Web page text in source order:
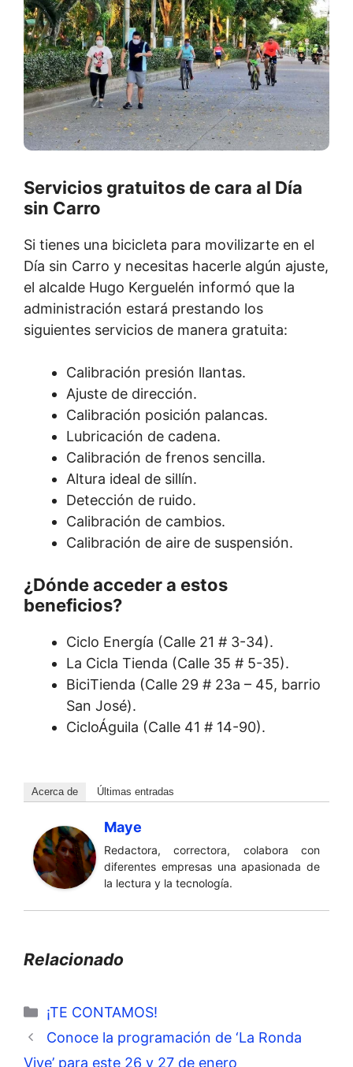
Servicios gratuitos de cara al Día
sin Carro
Si tienes una bicicleta para movilizarte en el
Día sin Carro y necesitas hacerle algún ajuste,
el alcalde Hugo Kerguelén informó que la
administración estará prestando los
siguientes servicios de manera gratuita:
Calibración presión llantas.
Ajuste de dirección.
Calibración posición palancas.
Lubricación de cadena.
Calibración de frenos sencilla.
Altura ideal de sillín.
Detección de ruido.
Calibración de cambios.
Calibración de aire de suspensión.
¿Dónde acceder a estos
beneficios?
Ciclo Energía (Calle 21 # 3-34).
La Cicla Tienda (Calle 35 # 5-35).
BiciTienda (Calle 29 # 23a – 45, barrio
San José).
CicloÁguila (Calle 41 # 14-90).
Acerca de Últimas entradas
Maye
Redactora, correctora, colabora con
diferentes empresas una apasionada de
la lectura y la tecnología.
Relacionado
Categorías
¡TE CONTAMOS!
Conoce la programación de ‘La Ronda
Vive’ para este 26 y 27 de enero